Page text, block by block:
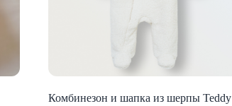
Комбинезон и шапка из шерпы Teddy